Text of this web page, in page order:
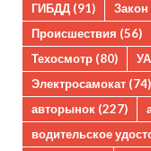
ГИБДД (91) Закон
Происшествия (56)
Техосмотр (80)
Электросамокат (74)
авторынок (227)
водительское